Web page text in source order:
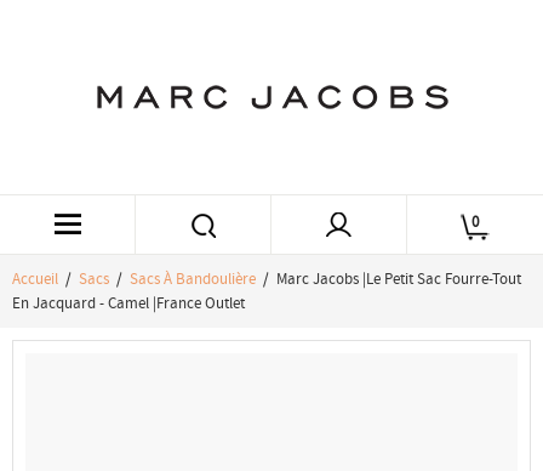
0
Accueil / Sacs / Sacs À Bandoulière / Marc Jacobs |Le Petit Sac Fourre-Tout
En Jacquard - Camel |France Outlet